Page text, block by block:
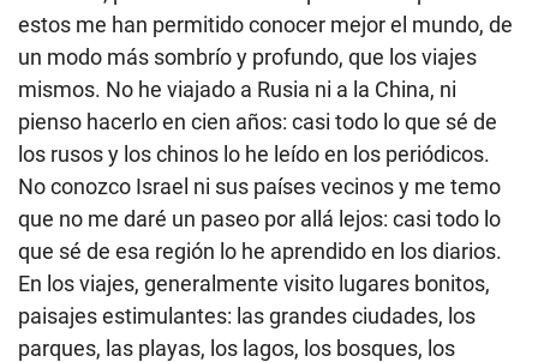
estos me han permitido conocer mejor el mundo, de
un modo más sombrío y profundo, que los viajes
mismos. No he viajado a Rusia ni a la China, ni
pienso hacerlo en cien años: casi todo lo que sé de
los rusos y los chinos lo he leído en los periódicos.
No conozco Israel ni sus países vecinos y me temo
que no me daré un paseo por allá lejos: casi todo lo
que sé de esa región lo he aprendido en los diarios.
En los viajes, generalmente visito lugares bonitos,
paisajes estimulantes: las grandes ciudades, los
parques, las playas, los lagos, los bosques, los